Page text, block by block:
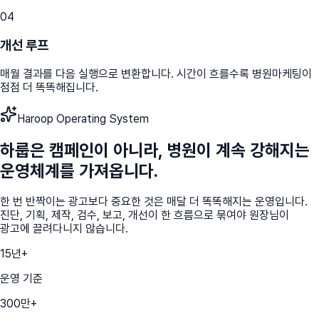
04
개선 루프
매월 결과를 다음 실행으로 변환합니다. 시간이 흐를수록 병원마케팅이
점점 더 똑똑해집니다.
Haroop Operating System
하룹은 캠페인이 아니라, 병원이 계속 강해지는
운영체계를 가져옵니다.
한 번 반짝이는 광고보다 중요한 것은 매달 더 똑똑해지는 운영입니다.
진단, 기획, 제작, 검수, 보고, 개선이 한 흐름으로 묶여야 원장님이
광고에 끌려다니지 않습니다.
15년+
운영 기준
300만+